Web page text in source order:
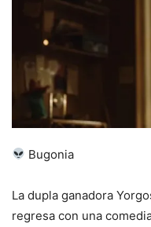
Bugonia
La dupla ganadora
regresa con una